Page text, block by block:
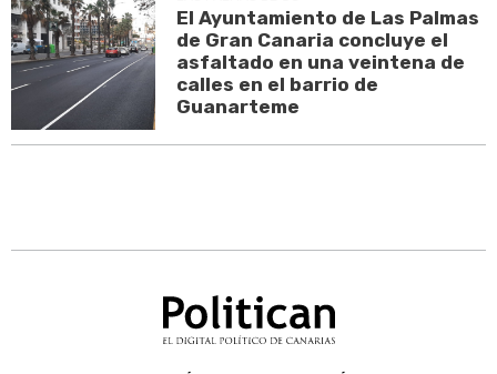
El Ayuntamiento de Las Palmas
de Gran Canaria concluye el
asfaltado en una veintena de
calles en el barrio de
Guanarteme